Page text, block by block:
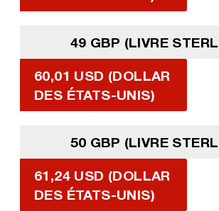
49 GBP (LIVRE
60,01 USD (DOLLAR
DES ÉTATS-UNIS)
50 GBP (LIVRE
61,24 USD (DOLLAR
DES ÉTATS-UNIS)